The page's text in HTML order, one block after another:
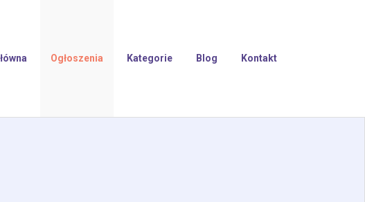
Ogłoszenia Kategorie Blog Kontakt